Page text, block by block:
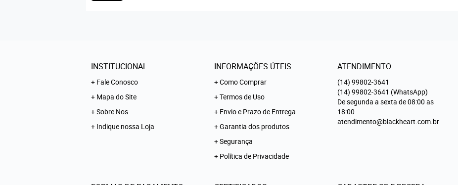
INSTITUCIONAL
Fale Conosco
Mapa do Site
Sobre Nos
Indique nossa Loja
INFORMAÇÕES ÚTEIS
Como Comprar
Termos de Uso
Envio e Prazo de Entrega
Garantia dos produtos
Segurança
Política de Privacidade
ATENDIMENTO
(14) 99802-3641
(14) 99802-3641 (WhatsApp)
De segunda a sexta de 08:00 as
18:00
atendimento@blackheart.com.br